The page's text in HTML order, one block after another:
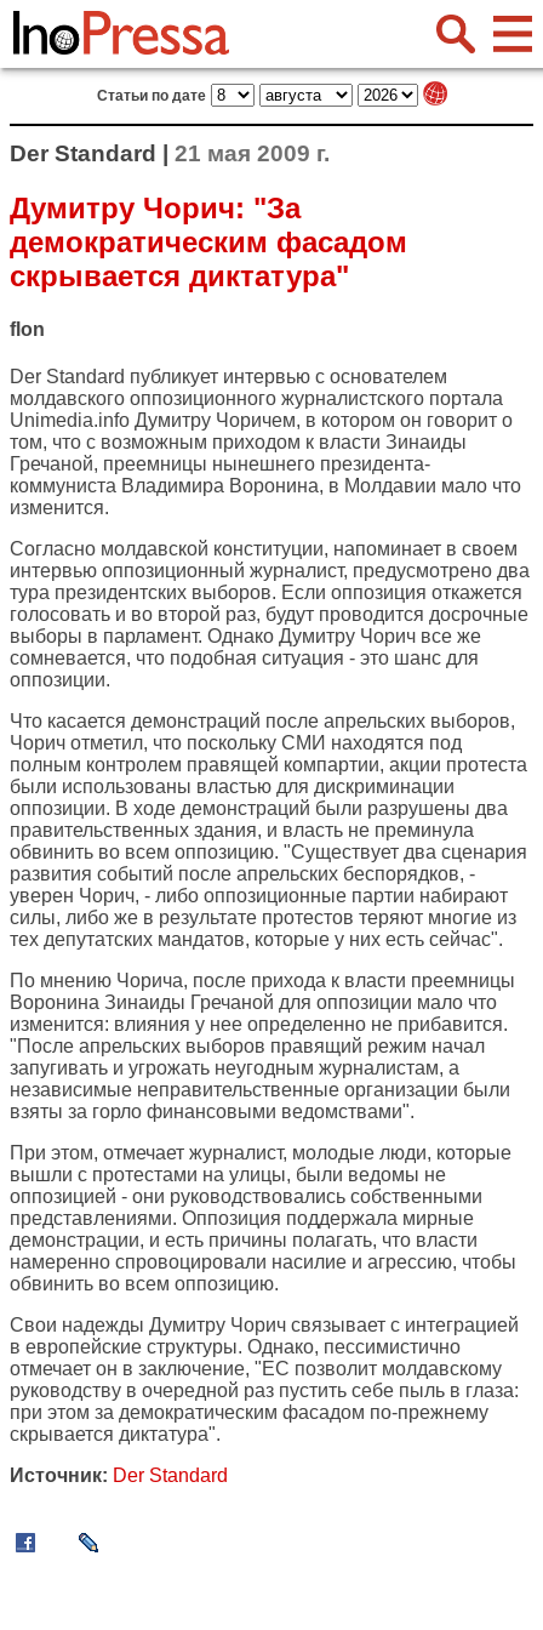
Статьи по дате
Der Standard | 21 мая 2009 г.
Думитру Чорич: "За
демократическим фасадом
скрывается диктатура"
flon
Der Standard публикует интервью с основателем
молдавского оппозиционного журналистского портала
Unimedia.info Думитру Чоричем, в котором он говорит о
том, что с возможным приходом к власти Зинаиды
Гречаной, преемницы нынешнего президента-
коммуниста Владимира Воронина, в Молдавии мало что
изменится.
Согласно молдавской конституции, напоминает в своем
интервью оппозиционный журналист, предусмотрено два
тура президентских выборов. Если оппозиция откажется
голосовать и во второй раз, будут проводится досрочные
выборы в парламент. Однако Думитру Чорич все же
сомневается, что подобная ситуация - это шанс для
оппозиции.
Что касается демонстраций после апрельских выборов,
Чорич отметил, что поскольку СМИ находятся под
полным контролем правящей компартии, акции протеста
были использованы властью для дискриминации
оппозиции. В ходе демонстраций были разрушены два
правительственных здания, и власть не преминула
обвинить во всем оппозицию. "Существует два сценария
развития событий после апрельских беспорядков, -
уверен Чорич, - либо оппозиционные партии набирают
силы, либо же в результате протестов теряют многие из
тех депутатских мандатов, которые у них есть сейчас".
По мнению Чорича, после прихода к власти преемницы
Воронина Зинаиды Гречаной для оппозиции мало что
изменится: влияния у нее определенно не прибавится.
"После апрельских выборов правящий режим начал
запугивать и угрожать неугодным журналистам, а
независимые неправительственные организации были
взяты за горло финансовыми ведомствами".
При этом, отмечает журналист, молодые люди, которые
вышли с протестами на улицы, были ведомы не
оппозицией - они руководствовались собственными
представлениями. Оппозиция поддержала мирные
демонстрации, и есть причины полагать, что власти
намеренно спровоцировали насилие и агрессию, чтобы
обвинить во всем оппозицию.
Свои надежды Думитру Чорич связывает с интеграцией
в европейские структуры. Однако, пессимистично
отмечает он в заключение, "ЕС позволит молдавскому
руководству в очередной раз пустить себе пыль в глаза:
при этом за демократическим фасадом по-прежнему
скрывается диктатура".
Источник: Der Standard